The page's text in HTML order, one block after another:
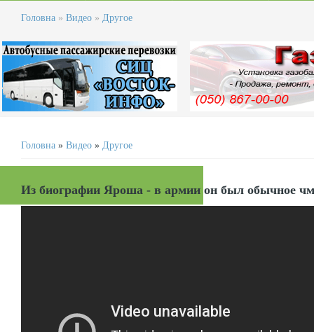
Головна » Видео » Другое
Головна » Видео » Другое
Из биографии Яроша - в армии он был обычное